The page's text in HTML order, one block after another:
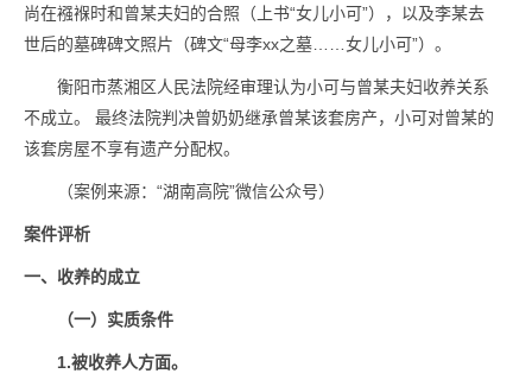
尚在襁褓时和曾某夫妇的合照（上书“女儿小可”），以及李某去
世后的墓碑碑文照片（碑文“母李xx之墓……女儿小可”）。
衡阳市蒸湘区人民法院经审理认为小可与曾某夫妇收养关系
不成立。 最终法院判决曾奶奶继承曾某该套房产，小可对曾某的
该套房屋不享有遗产分配权。
（案例来源：“湖南高院”微信公众号）
案件评析
一、收养的成立
（一）实质条件
1.被收养人方面。